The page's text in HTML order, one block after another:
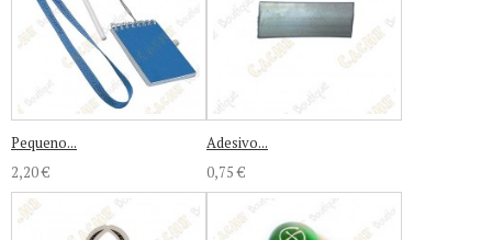
Pequeno...
2,20 €
Adesivo...
0,75 €